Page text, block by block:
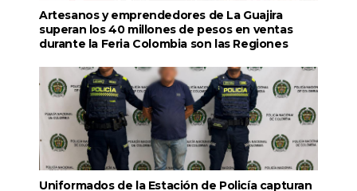
Artesanos y emprendedores de La Guajira
superan los 40 millones de pesos en ventas
durante la Feria Colombia son las Regiones
Uniformados de la Estación de Policía capturan